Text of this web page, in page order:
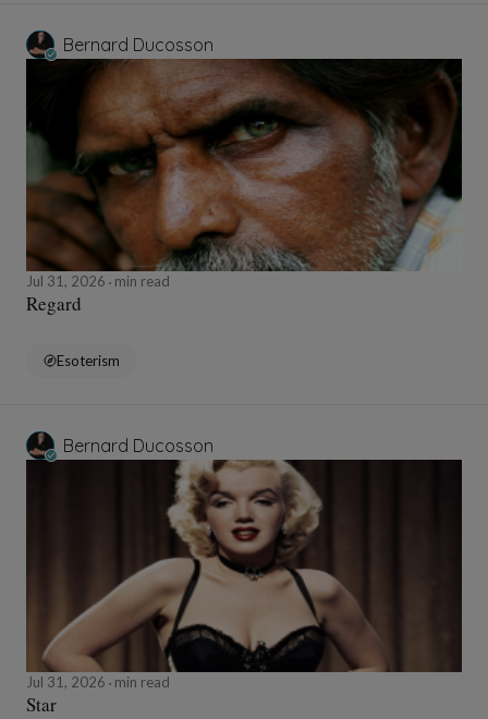
Bernard Ducosson
Jul 31, 2026 min read
Regard
Esoterism
Bernard Ducosson
Jul 31, 2026 min read
Star